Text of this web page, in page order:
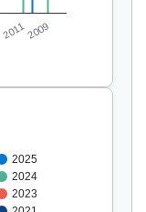
20112009
2025
2024
2023